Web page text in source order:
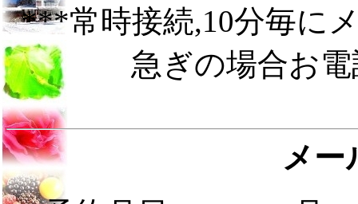
***常時接続,10分毎に
急ぎの場合お
メー